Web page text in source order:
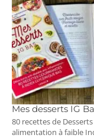
Mes desserts IG
80 recettes de
alimentation à faible